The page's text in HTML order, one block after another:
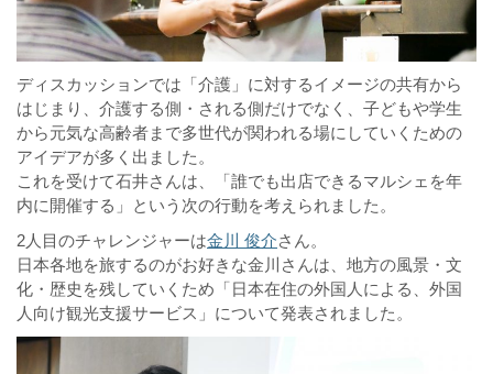
ディスカッションでは「介護」に対するイメージの共有から
はじまり、介護する側・される側だけでなく、子どもや学生
から元気な高齢者まで多世代が関われる場にしていくための
アイデアが多く出ました。
これを受けて石井さんは、「誰でも出店できるマルシェを年
内に開催する」という次の行動を考えられました。
2人目のチャレンジャーは金川 俊介さん。
日本各地を旅するのがお好きな金川さんは、地方の風景・文
化・歴史を残していくため「日本在住の外国人による、外国
人向け観光支援サービス」について発表されました。